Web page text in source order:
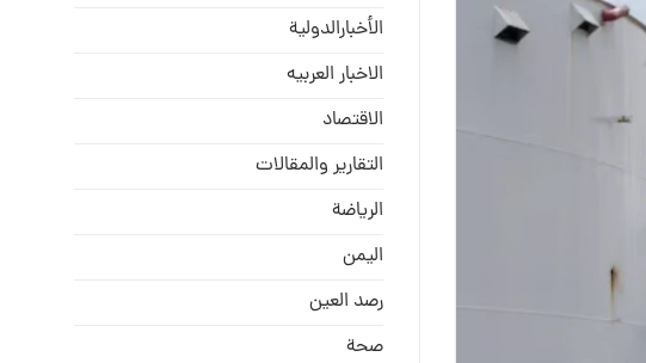
الأخبارالدولية
الاخبار العربيه
الاقتصاد
التقارير والمقالات
الریاضة
الیمن
رصد العین
صحة